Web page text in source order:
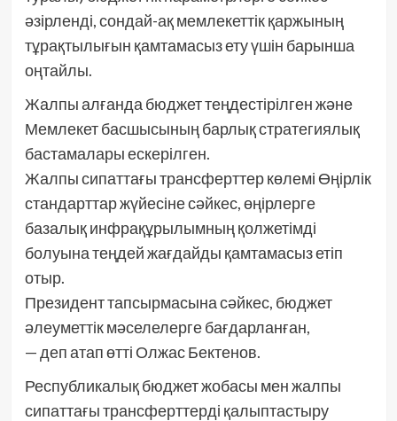
әзірленді, сондай-ақ мемлекеттік қаржының
тұрақтылығын қамтамасыз ету үшін барынша
оңтайлы.
Жалпы алғанда бюджет теңдестірілген және
Мемлекет басшысының барлық стратегиялық
бастамалары ескерілген.
Жалпы сипаттағы трансферттер көлемі Өңірлік
стандарттар жүйесіне сәйкес, өңірлерге
базалық инфрақұрылымның қолжетімді
болуына теңдей жағдайды қамтамасыз етіп
отыр.
Президент тапсырмасына сәйкес, бюджет
әлеуметтік мәселелерге бағдарланған,
— деп атап өтті Олжас Бектенов.
Республикалық бюджет жобасы мен жалпы
сипаттағы трансферттерді қалыптастыру